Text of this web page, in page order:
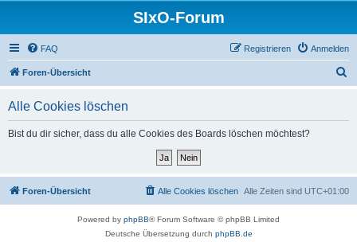
SIxO-Forum
FAQ Anmelden
Registrieren
Foren-Übersicht
Alle Cookies löschen
Bist du dir sicher, dass du alle Cookies des Boards löschen möchtest?
Foren-Übersicht Alle Zeiten sind UTC+01:00
Alle Cookies löschen
Powered by phpBB® Forum Software © phpBB Limited
Deutsche Übersetzung durch phpBB.de